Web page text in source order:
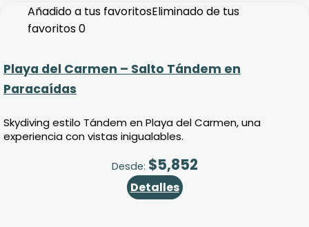
Añadido a tus favoritosEliminado de tus
favoritos0
Playa del Carmen – Salto Tándem en
Paracaídas
Skydiving estilo Tándem en Playa del Carmen, una
experiencia con vistas inigualables.
Desde: $5,852
Detalles